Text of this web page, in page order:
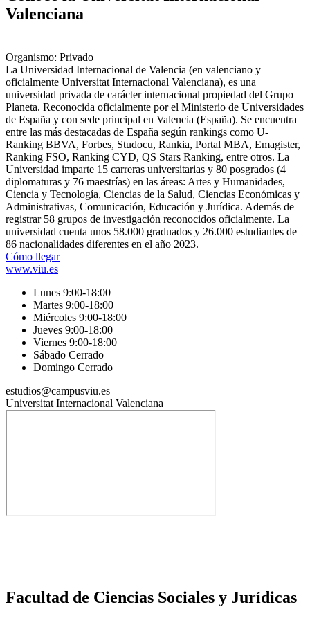
Valenciana
Organismo: Privado
La Universidad Internacional de Valencia (en valenciano y
oficialmente Universitat Internacional Valenciana), es una
universidad privada de carácter internacional propiedad del Grupo
Planeta. Reconocida oficialmente por el Ministerio de Universidades
de España y con sede principal en Valencia (España). Se encuentra
entre las más destacadas de España según rankings como U-
Ranking BBVA, Forbes, Studocu, Rankia, Portal MBA, Emagister,
Ranking FSO, Ranking CYD, QS Stars Ranking, entre otros. La
Universidad imparte 15 carreras universitarias y 80 posgrados (4
diplomaturas y 76 maestrías) en las áreas: Artes y Humanidades,
Ciencia y Tecnología, Ciencias de la Salud, Ciencias Económicas y
Administrativas, Comunicación, Educación y Jurídica​. Además de
registrar 58 grupos de investigación reconocidos oficialmente. La
universidad cuenta unos 58.000 graduados y 26.000 estudiantes de
86 nacionalidades diferentes en el año 2023.
Cómo llegar
www.viu.es
Lunes 9:00-18:00
Martes 9:00-18:00
Miércoles 9:00-18:00
Jueves 9:00-18:00
Viernes 9:00-18:00
Sábado Cerrado
Domingo Cerrado
estudios@campusviu.es
Universitat Internacional Valenciana
Facultad de Ciencias Sociales y Jurídicas